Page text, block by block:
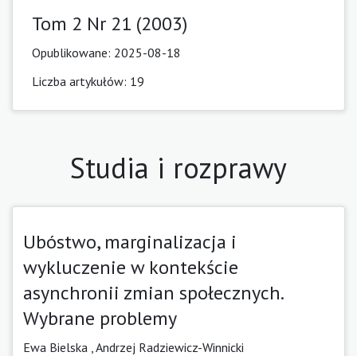
Tom 2 Nr 21 (2003)
Opublikowane: 2025-08-18
Liczba artykułów: 19
Studia i rozprawy
Ubóstwo, marginalizacja i
wykluczenie w kontekście
asynchronii zmian społecznych.
Wybrane problemy
Ewa Bielska , Andrzej Radziewicz-Winnicki